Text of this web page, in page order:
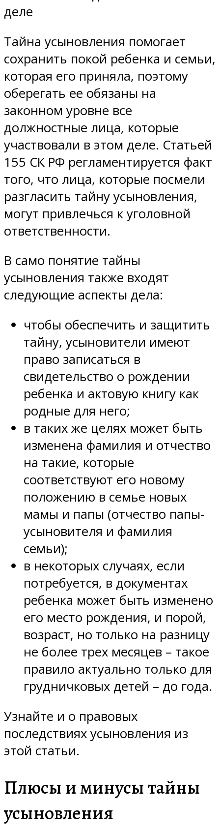
деле
Тайна усыновления помогает
сохранить покой ребенка и семьи,
которая его приняла, поэтому
оберегать ее обязаны на
законном уровне все
должностные лица, которые
участвовали в этом деле. Статьей
155 СК РФ регламентируется факт
того, что лица, которые посмели
разгласить тайну усыновления,
могут привлечься к уголовной
ответственности.
В само понятие тайны
усыновления также входят
следующие аспекты дела:
чтобы обеспечить и защитить
тайну, усыновители имеют
право записаться в
свидетельство о рождении
ребенка и актовую книгу как
родные для него;
в таких же целях может быть
изменена фамилия и отчество
на такие, которые
соответствуют его новому
положению в семье новых
мамы и папы (отчество папы-
усыновителя и фамилия
семьи);
в некоторых случаях, если
потребуется, в документах
ребенка может быть изменено
его место рождения, и порой,
возраст, но только на разницу
не более трех месяцев – такое
правило актуально только для
грудничковых детей – до года.
Узнайте и о правовых
последствиях усыновления из
этой статьи.
Плюсы и минусы тайны
усыновления